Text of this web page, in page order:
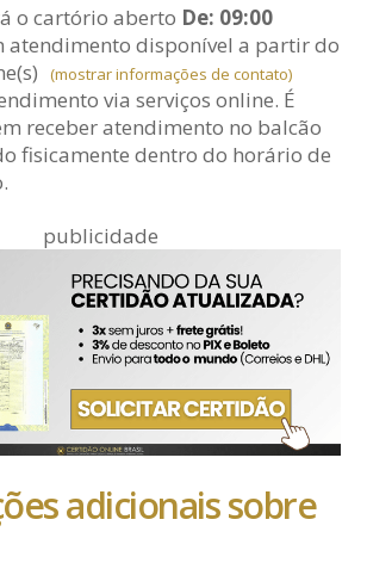
o cartório aberto De: 09:00
atendimento disponível a partir do
(mostrar informações de contato)
via serviços online. É
receber atendimento no balcão
fisicamente dentro do horário de
publicidade
adicionais sobre